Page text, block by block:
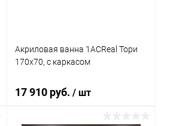
Акриловая ванна 1ACReal Тори
170x70, с каркасом
17 910 руб./ шт